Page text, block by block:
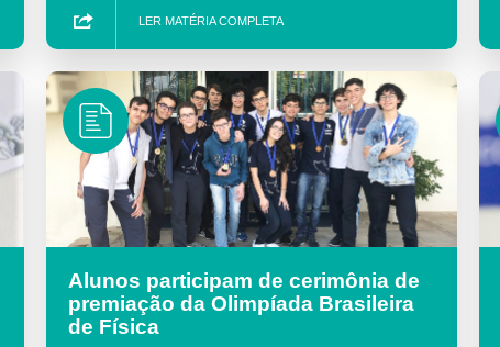
LER MATÉRIA COMPLETA
Alunos participam de cerimônia de
premiação da Olimpíada Brasileira
de Física